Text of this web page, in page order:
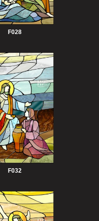
F028
F032